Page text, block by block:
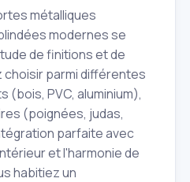
métalliques
modernes se
de finitions et de
choisir parmi différentes
PVC, aluminium),
(poignées, judas,
parfaite avec
et l'harmonie de
habitiez un